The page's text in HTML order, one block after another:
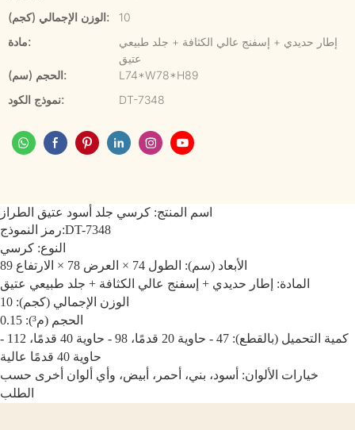
الوزن الإجمالي (كجم):
10
مادة:
إطار حديدي + إسفنج عالي الكثافة + جلد طبيعي
عتيق
الحجم (سم):
L74*W78*H89
نموذج الكود:
DT-7348
اسم المنتج: كرسي جلد أسود عتيق الطراز
رمز النموذج:DT-7348
النوع: كرسي
الأبعاد (سم): الطول 74 × العرض 78 × الارتفاع 89
المادة: إطار حديدي + إسفنج عالي الكثافة + جلد طبيعي عتيق
الوزن الإجمالي (كجم): 10
الحجم (م³): 0.15
كمية التحميل (بالقطع): 47 - حاوية 20 قدمًا، 98 - حاوية 40 قدمًا، 112 -
حاوية 40 قدمًا عالية
خيارات الألوان: أسود، بني، أحمر، أبيض، وأي ألوان أخرى حسب
الطلب